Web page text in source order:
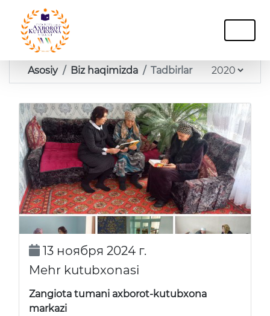
Asosiy Biz haqimizda Tadbirlar
13 ноября 2024 г.
Mehr kutubxonasi
Zangiota tumani axborot-kutubxona
markazi